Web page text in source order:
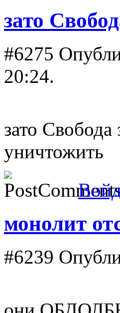
зато
#6275
20:24.
зато
уничтожить
монолит
#6239